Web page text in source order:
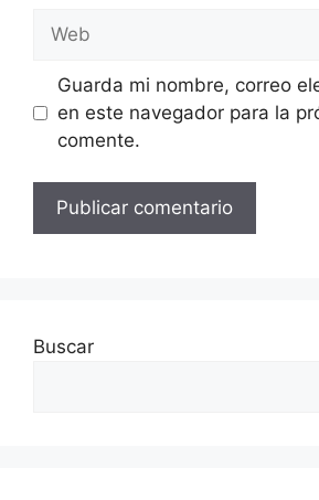
Guarda mi nombre, correo
en este navegador para la
comente.
Buscar